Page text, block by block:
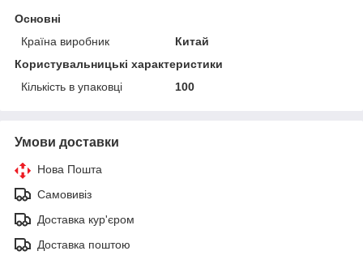
Основні
Країна виробник
Китай
Користувальницькі характеристики
Кількість в упаковці
100
Умови доставки
Нова Пошта
Самовивіз
Доставка кур'єром
Доставка поштою